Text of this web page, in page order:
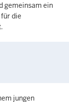
gemeinsam ein
die
jungen